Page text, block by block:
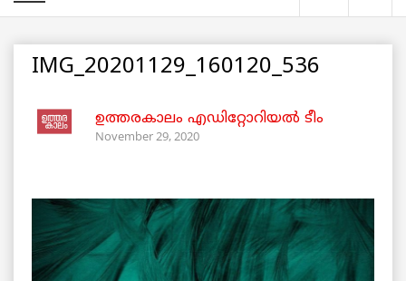
IMG_20201129_160120_536
ഉത്തരകാലം എഡിറ്റോറിയല്‍ ടീം
November 29, 2020